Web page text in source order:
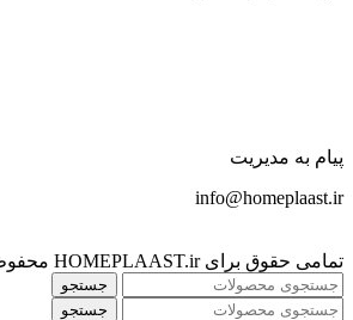
پیام به مدیریت
info@homeplaast.ir
تمامی حقوق برای HOMEPLAAST.ir محفوظ است.
جستجو
جستجو